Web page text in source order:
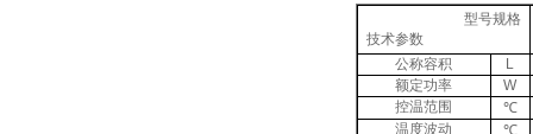
型号规格
技术参数
公称容积
L
额定功率
W
控温范围
℃
温度波动
℃